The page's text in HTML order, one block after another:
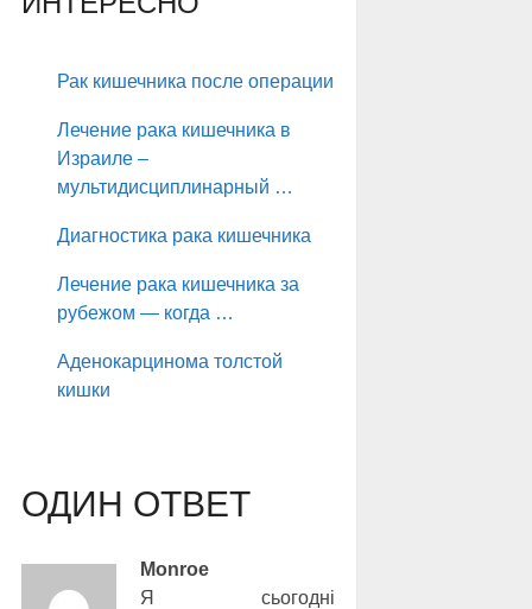
Рак кишечника после операции
Лечение рака кишечника в
Израиле –
мультидисциплинарный …
Диагностика рака кишечника
Лечение рака кишечника за
рубежом — когда …
Аденокарцинома толстой
кишки
ОДИН ОТВЕТ
Monroe
Я сьогодні